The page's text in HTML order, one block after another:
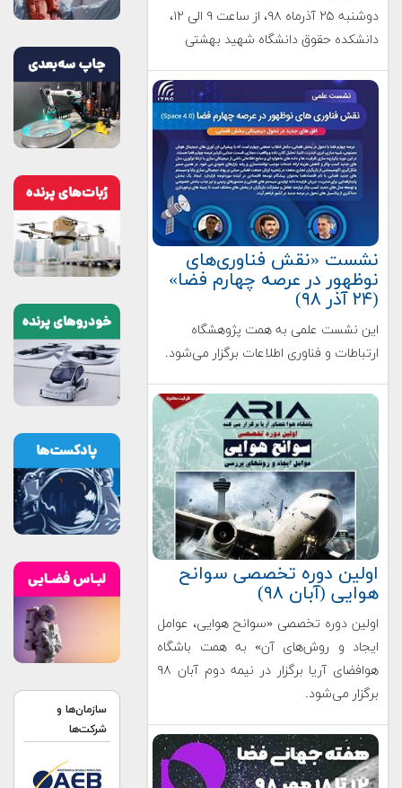
دوشنبه ۲۵ آذرماه ۹۸، از ساعت ۹ الی ۱۲،
دانشکده حقوق دانشگاه شهید بهشتی
نشست «نقش فناوری‌های
نوظهور در عرصه چهارم فضا»
(۲۴ آذر ۹۸)
این نشست علمی به همت پژوهشگاه
ارتباطات و فناوری اطلاعات برگزار می‌شود.
اولین دوره تخصصی سوانح
هوایی (آبان ۹۸)
اولین دوره تخصصی «سوانح هوایی، عوامل
ایجاد و روش‌های آن» به همت باشگاه
هوافضای آریا برگزار در نیمه دوم آبان ۹۸
برگزار می‌شود.
سازمان‌ها و
شرکت‌ها